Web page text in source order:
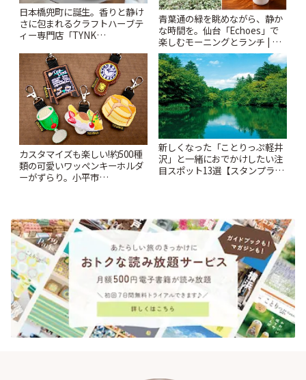
日本橋兜町に誕生。香りと静け
さに包まれるクラフトハーブテ
ィー専門店「TYNK
青葉通の緑を眺めながら、静か
な時間を。仙台「Echoes」で
楽しむモーニングとランチ | こ
とりっぷ
カスタマイズも楽しい!約500種
類の可愛いワッペンキーホルダ
ーがずらり。小平市
新しくなった「ことりっぷ軽井
沢」と一緒におでかけしたい注
目スポット13選【スタンプラリ